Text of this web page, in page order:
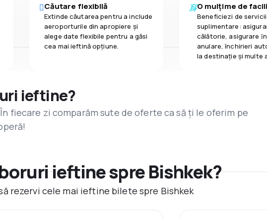
Căutare flexibilă
Extinde căutarea pentru a include
aeroporturile din apropiere și
alege date flexibile pentru a găsi
cea mai ieftină opțiune.
O mulțime de
Beneficiezi de servicii
suplimentare:
călătorie, asigurare
anulare, închirieri
la destinaţie și multe
ieftine?
fiecare zi comparăm sute de oferte ca să ți le oferim pe
ieftine spre Bishkek?
rezervi cele mai ieftine bilete spre Bishkek